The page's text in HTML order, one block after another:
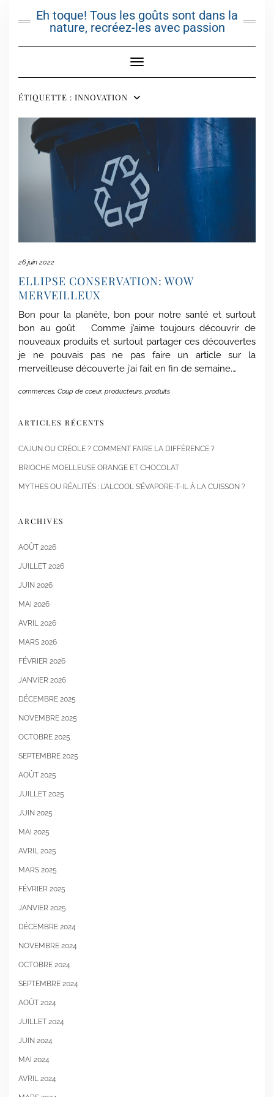
Eh toque! Tous les goûts sont dans la
nature, recréez-les avec passion
Toggle Navigation
ÉTIQUETTE : INNOVATION
26 juin 2022
ELLIPSE CONSERVATION: WOW
MERVEILLEUX
Bon pour la planète, bon pour notre santé et surtout
bon au goût Comme j’aime toujours découvrir de
nouveaux produits et surtout partager ces découvertes
je ne pouvais pas ne pas faire un article sur la
merveilleuse découverte j’ai fait en fin de semaine.…
commerces, Coup de coeur, producteurs, produits
ARTICLES RÉCENTS
CAJUN OU CRÉOLE ? COMMENT FAIRE LA DIFFÉRENCE ?
BRIOCHE MOELLEUSE ORANGE ET CHOCOLAT
MYTHES OU RÉALITÉS : L’ALCOOL S’ÉVAPORE-T-IL À LA CUISSON ?
ARCHIVES
AOÛT 2026
JUILLET 2026
JUIN 2026
MAI 2026
AVRIL 2026
MARS 2026
FÉVRIER 2026
JANVIER 2026
DÉCEMBRE 2025
NOVEMBRE 2025
OCTOBRE 2025
SEPTEMBRE 2025
AOÛT 2025
JUILLET 2025
JUIN 2025
MAI 2025
AVRIL 2025
MARS 2025
FÉVRIER 2025
JANVIER 2025
DÉCEMBRE 2024
NOVEMBRE 2024
OCTOBRE 2024
SEPTEMBRE 2024
AOÛT 2024
JUILLET 2024
JUIN 2024
MAI 2024
AVRIL 2024